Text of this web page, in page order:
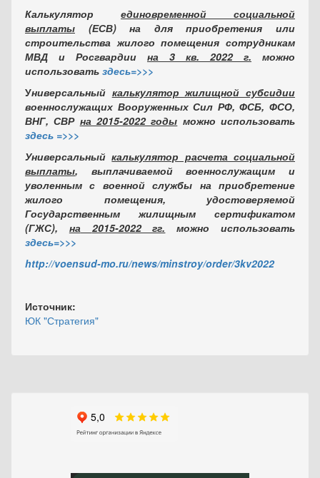
Калькулятор единовременной социальной
выплаты (ЕСВ) на для приобретения или
строительства жилого помещения сотрудникам
МВД и Росгвардии на 3 кв. 2022 г. можно
использовать здесь=>>>
Универсальный калькулятор жилищной субсидии
военнослужащих Вооруженных Сил РФ, ФСБ, ФСО,
ВНГ, СВР на 2015-2022 годы можно использовать
здесь =>>>
Универсальныйкалькулятор расчета социальной
выплаты, выплачиваемой военнослужащим и
уволенным с военной службы на приобретение
жилого помещения, удостоверяемой
Государственным жилищным сертификатом
(ГЖС), на 2015-2022 гг.
можно использовать
здесь=>>>
http://voensud-mo.ru/news/minstroy/order/3kv2022
Источник:
ЮК "Стратегия"